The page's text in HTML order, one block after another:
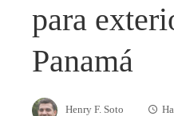
para
Panamá
Henry F. Soto